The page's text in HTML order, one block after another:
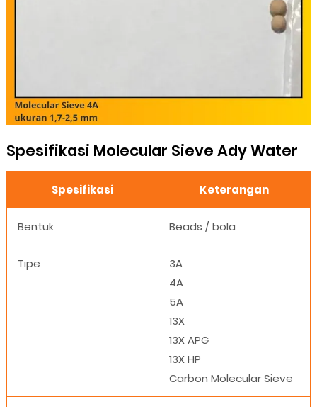
Spesifikasi Molecular Sieve Ady Water
Spesifikasi Keterangan
Bentuk Beads / bola
Tipe
3A
4A
5A
13X
13X APG
13X HP
Carbon Molecular Sieve